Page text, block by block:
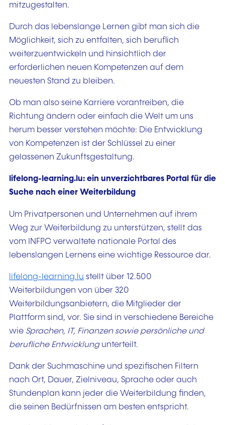
mitzugestalten.
Durch das lebenslange Lernen gibt man sich die
Möglichkeit, sich zu entfalten, sich beruflich
weiterzuentwickeln und hinsichtlich der
erforderlichen neuen Kompetenzen auf dem
neuesten Stand zu bleiben.
Ob man also seine Karriere vorantreiben, die
Richtung ändern oder einfach die Welt um uns
herum besser verstehen möchte: Die Entwicklung
von Kompetenzen ist der Schlüssel zu einer
gelassenen Zukunftsgestaltung.
lifelong-learning.lu: ein unverzichtbares Portal für die
Suche nach einer Weiterbildung
Um Privatpersonen und Unternehmen auf ihrem
Weg zur Weiterbildung zu unterstützen, stellt das
vom INFPC verwaltete nationale Portal des
lebenslangen Lernens eine wichtige Ressource dar.
lifelong-learning.lu stellt über 12.500
Weiterbildungen von über 320
Weiterbildungsanbietern, die Mitglieder der
Plattform sind, vor. Sie sind in verschiedene Bereiche
wie Sprachen, IT, Finanzen sowie persönliche und
berufliche Entwicklungunterteilt.
Dank der Suchmaschine und spezifischen Filtern
nach Ort, Dauer, Zielniveau, Sprache oder auch
Stundenplan kann jeder die Weiterbildung finden,
die seinen Bedürfnissen am besten entspricht.